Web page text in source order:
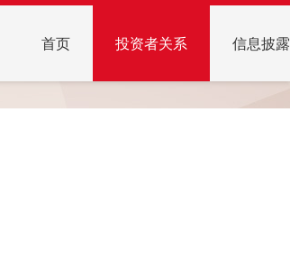
首页 投资者关系 信息披露